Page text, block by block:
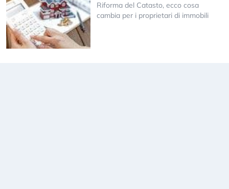
Riforma del Catasto, ecco cosa
cambia per i proprietari di immobili